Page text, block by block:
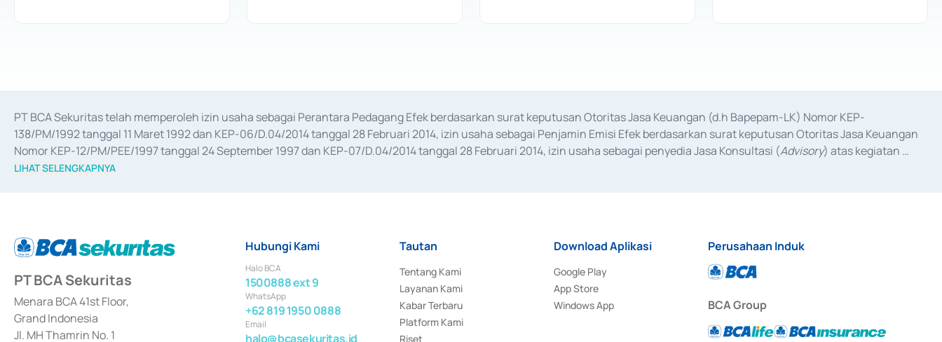
PT BCA Sekuritas telah memperoleh izin usaha sebagai Perantara Pedagang Efek berdasarkan surat keputusan Otoritas Jasa Keuangan (d.h Bapepam-LK) Nomor KEP-
138/PM/1992 tanggal 11 Maret 1992 dan KEP-06/D.04/2014 tanggal 28 Februari 2014, izin usaha sebagai Penjamin Emisi Efek berdasarkan surat keputusan Otoritas Jasa Keuangan
Nomor KEP-12/PM/PEE/1997 tanggal 24 September 1997 dan KEP-07/D.04/2014 tanggal 28 Februari 2014, izin usaha sebagai penyedia Jasa Konsultasi (Advisory) atas kegiatan
merger, akuisisi, divestasi, dan
LIHAT SELENGKAPNYA
PT BCA Sekuritas
Menara BCA 41st Floor,
Grand Indonesia
Jl. MH Thamrin No. 1
Hubungi Kami
Halo BCA
1500888 ext 9
WhatsApp
+62 819 1950 0888
Email
halo@bcasekuritas.id
Tautan
Tentang Kami
Layanan Kami
Kabar Terbaru
Platform Kami
Riset
Download Aplikasi
Google Play
App Store
Windows App
Perusahaan Induk
BCA Group